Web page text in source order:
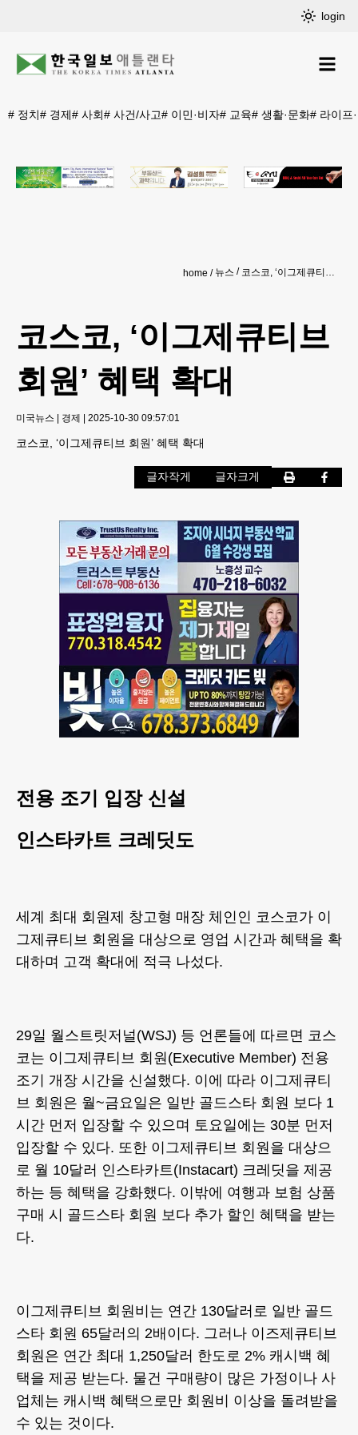
login
# 정치# 경제# 사회# 사건/사고# 이민·비자# 교육# 생활·문화# 라이프
home 뉴스 코스코, ‘이그제큐티브 회원’ 혜택 확대
코스코, ‘이그제큐티브
회원’ 혜택 확대
미국뉴스 | 경제 | 2025-10-30 09:57:01
코스코, ‘이그제큐티브 회원’ 혜택 확대
글자작게 글자크게
전용 조기 입장 신설
인스타카트 크레딧도
세계 최대 회원제 창고형 매장 체인인 코스코가 이
그제큐티브 회원을 대상으로 영업 시간과 혜택을 확
대하며 고객 확대에 적극 나섰다.
29일 월스트릿저널(WSJ) 등 언론들에 따르면 코스
코는 이그제큐티브 회원(Executive Member) 전용
조기 개장 시간을 신설했다. 이에 따라 이그제큐티
브 회원은 월~금요일은 일반 골드스타 회원 보다 1
시간 먼저 입장할 수 있으며 토요일에는 30분 먼저
입장할 수 있다. 또한 이그제큐티브 회원을 대상으
로 월 10달러 인스타카트(Instacart) 크레딧을 제공
하는 등 혜택을 강화했다. 이밖에 여행과 보험 상품
구매 시 골드스타 회원 보다 추가 할인 혜택을 받는
다.
이그제큐티브 회원비는 연간 130달러로 일반 골드
스타 회원 65달러의 2배이다. 그러나 이즈제큐티브
회원은 연간 최대 1,250달러 한도로 2% 캐시백 혜
택을 제공 받는다. 물건 구매량이 많은 가정이나 사
업체는 캐시백 혜택으로만 회원비 이상을 돌려받을
수 있는 것이다.